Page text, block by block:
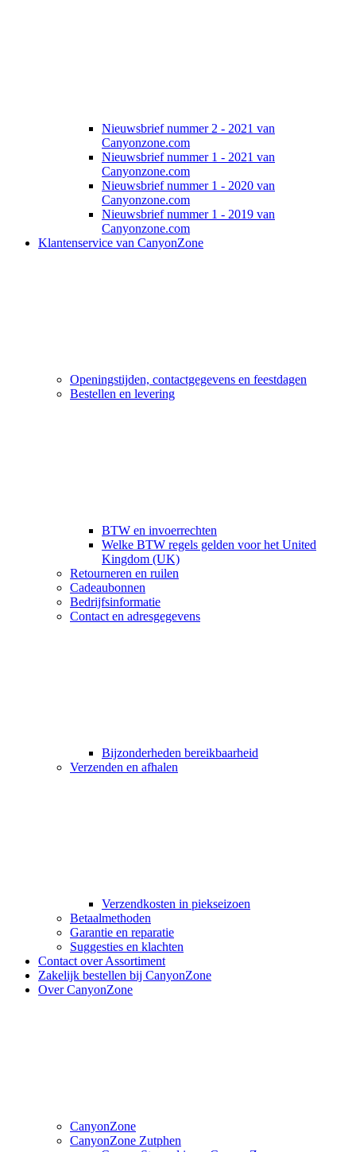
Nieuwsbrief nummer 2 - 2021 van
Canyonzone.com
Nieuwsbrief nummer 1 - 2021 van
Canyonzone.com
Nieuwsbrief nummer 1 - 2020 van
Canyonzone.com
Nieuwsbrief nummer 1 - 2019 van
Canyonzone.com
Klantenservice van CanyonZone
Openingstijden, contactgegevens en feestdagen
Bestellen en levering
BTW en invoerrechten
Welke BTW regels gelden voor het United
Kingdom (UK)
Retourneren en ruilen
Cadeaubonnen
Bedrijfsinformatie
Contact en adresgegevens
Bijzonderheden bereikbaarheid
Verzenden en afhalen
Verzendkosten in piekseizoen
Betaalmethoden
Garantie en reparatie
Suggesties en klachten
Contact over Assortiment
Zakelijk bestellen bij CanyonZone
Over CanyonZone
CanyonZone
CanyonZone Zutphen